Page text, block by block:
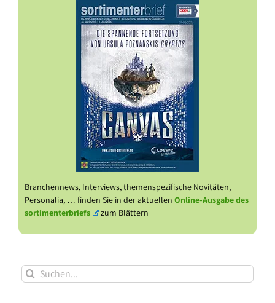
Branchennews, Interviews, themenspezifische Novitäten,
Personalia, … finden Sie in der aktuellen Online-Ausgabe des
sortimenterbriefs
zum Blättern
Suche
nach: